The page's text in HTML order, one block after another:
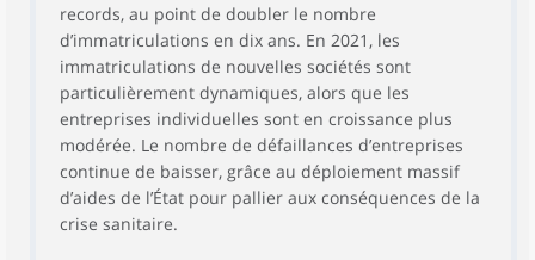
records, au point de doubler le nombre
d’immatriculations en dix ans. En 2021, les
immatriculations de nouvelles sociétés sont
particulièrement dynamiques, alors que les
entreprises individuelles sont en croissance plus
modérée. Le nombre de défaillances d’entreprises
continue de baisser, grâce au déploiement massif
d’aides de l’État pour pallier aux conséquences de la
crise sanitaire.